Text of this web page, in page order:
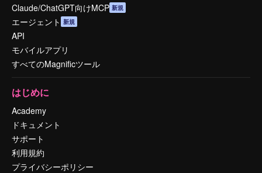
Claude/ChatGPT向けMCP 新規
エージェント 新規
API
モバイルアプリ
すべてのMagnificツール
はじめに
Academy
ドキュメント
サポート
利用規約
プライバシーポリシー